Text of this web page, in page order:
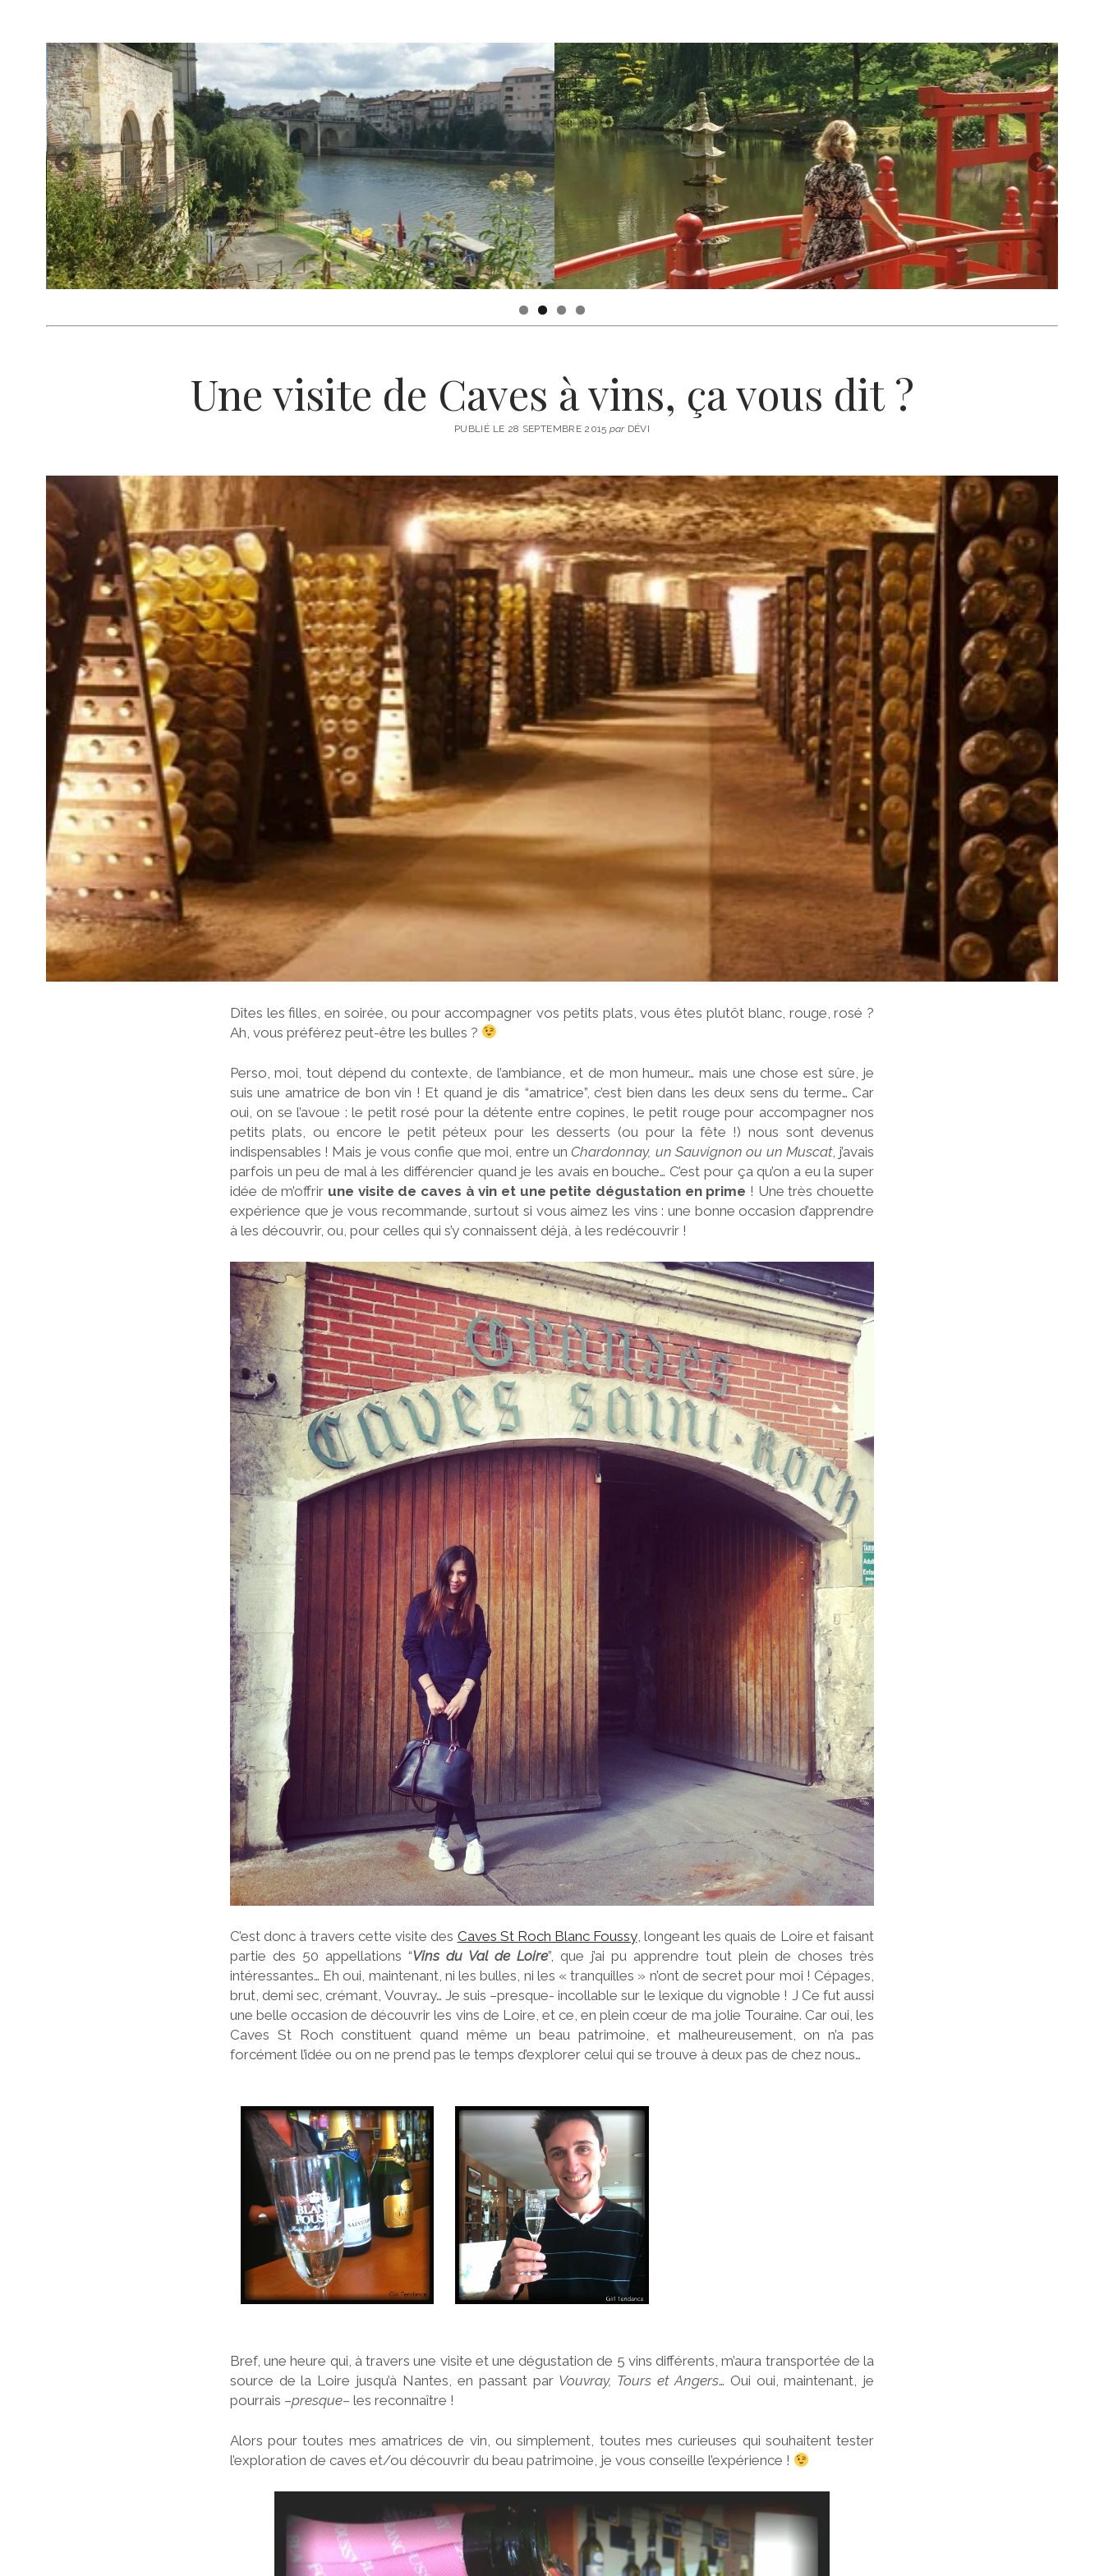
Une visite de Caves à vins, ça vous dit ?
PUBLIÉ LE 28 SEPTEMBRE 2015parDÉVI
Dîtes les filles, en soirée, ou pour accompagner vos petits plats, vous êtes plutôt blanc, rouge, rosé ?
Ah, vous préférez peut-être les bulles ?
Perso, moi, tout dépend du contexte, de l’ambiance, et de mon humeur… mais une chose est sûre, je
suis une amatrice de bon vin ! Et quand je dis “amatrice”, c’est bien dans les deux sens du terme… Car
oui, on se l’avoue : le petit rosé pour la détente entre copines, le petit rouge pour accompagner nos
petits plats, ou encore le petit péteux pour les desserts (ou pour la fête !) nous sont devenus
indispensables ! Mais je vous confie que moi, entre unChardonnay, un Sauvignon ou un Muscat, j’avais
parfois un peu de mal à les différencier quand je les avais en bouche… C’est pour ça qu’on a eu la super
idée de m’offrir une visite de caves à vin et une petite dégustation en prime ! Une très chouette
expérience que je vous recommande, surtout si vous aimez les vins : une bonne occasion d’apprendre
à les découvrir, ou, pour celles qui s’y connaissent déjà, à les redécouvrir !
C’est donc à travers cette visite des Caves St Roch Blanc Foussy, longeant les quais de Loire et faisant
partie des 50 appellations “Vins du Val de Loire”, que j’ai pu apprendre tout plein de choses très
intéressantes… Eh oui, maintenant, ni les bulles, ni les « tranquilles » n’ont de secret pour moi ! Cépages,
brut, demi sec, crémant, Vouvray… Je suis –presque- incollable sur le lexique du vignoble ! J Ce fut aussi
une belle occasion de découvrir les vins de Loire, et ce, en plein cœur de ma jolie Touraine. Car oui, les
Caves St Roch constituent quand même un beau patrimoine, et malheureusement, on n’a pas
forcément l’idée ou on ne prend pas le temps d’explorer celui qui se trouve à deux pas de chez nous…
Bref, une heure qui, à travers une visite et une dégustation de 5 vins différents, m’aura transportée de la
source de la Loire jusqu’à Nantes, en passant par Vouvray, Tours et Angers… Oui oui, maintenant, je
pourrais –presque– les reconnaître !
Alors pour toutes mes amatrices de vin, ou simplement, toutes mes curieuses qui souhaitent tester
l’exploration de caves et/ou découvrir du beau patrimoine, je vous conseille l’expérience !